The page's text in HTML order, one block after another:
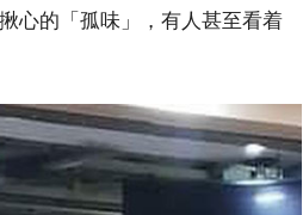
心的「孤味」，有人甚至看着